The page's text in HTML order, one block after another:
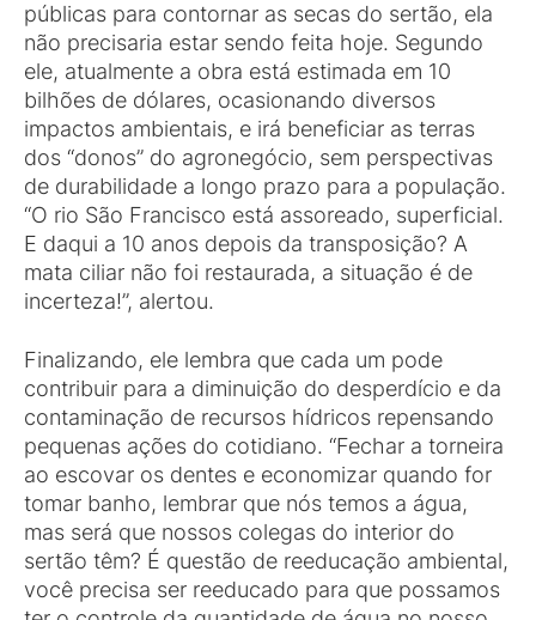
públicas para contornar as secas do sertão, ela
não precisaria estar sendo feita hoje. Segundo
ele, atualmente a obra está estimada em 10
bilhões de dólares, ocasionando diversos
impactos ambientais, e irá beneficiar as terras
dos “donos” do agronegócio, sem perspectivas
de durabilidade a longo prazo para a população.
“O rio São Francisco está assoreado, superficial.
E daqui a 10 anos depois da transposição? A
mata ciliar não foi restaurada, a situação é de
incerteza!”, alertou.
Finalizando, ele lembra que cada um pode
contribuir para a diminuição do desperdício e da
contaminação de recursos hídricos repensando
pequenas ações do cotidiano. “Fechar a torneira
ao escovar os dentes e economizar quando for
tomar banho, lembrar que nós temos a água,
mas será que nossos colegas do interior do
sertão têm? É questão de reeducação ambiental,
você precisa ser reeducado para que possamos